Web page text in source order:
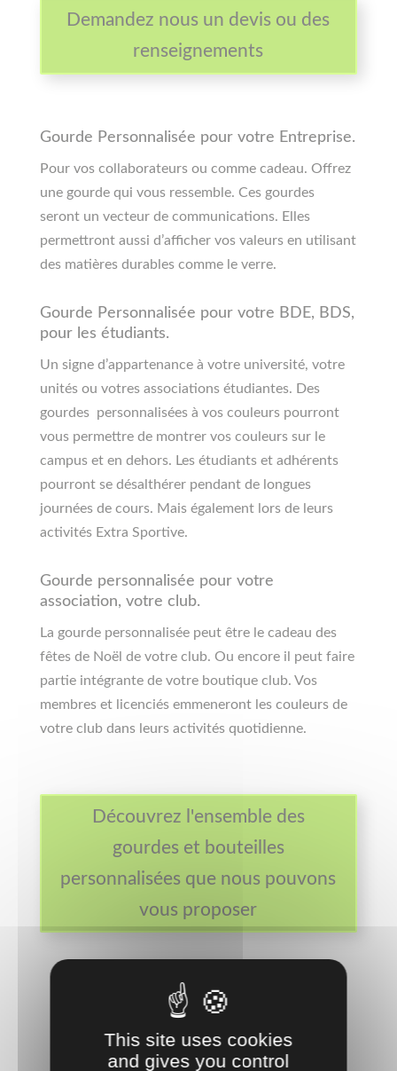
Demandez nous un devis ou des
renseignements
Gourde Personnalisée pour votre Entreprise.
Pour vos collaborateurs ou comme cadeau. Offrez
une gourde qui vous ressemble. Ces gourdes
seront un vecteur de communications. Elles
permettront aussi d’afficher vos valeurs en utilisant
des matières durables comme le verre.
Gourde Personnalisée pour votre BDE, BDS,
pour les étudiants.
Un signe d’appartenance à votre université, votre
unités ou votres associations étudiantes. Des
gourdes personnalisées à vos couleurs pourront
vous permettre de montrer vos couleurs sur le
campus et en dehors. Les étudiants et adhérents
pourront se désalthérer pendant de longues
journées de cours. Mais également lors de leurs
activités Extra Sportive.
Gourde personnalisée pour votre
association, votre club.
La gourde personnalisée peut être le cadeau des
fêtes de Noël de votre club. Ou encore il peut faire
partie intégrante de votre boutique club. Vos
membres et licenciés emmeneront les couleurs de
votre club dans leurs activités quotidienne.
Découvrez l'ensemble des
gourdes et bouteilles
personnalisées que nous pouvons
vous proposer
This site uses cookies
and gives you control